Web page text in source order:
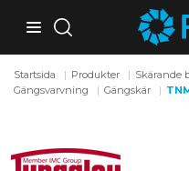
Startsida Produkter Skärande
Gängsvarvning
Gängskär